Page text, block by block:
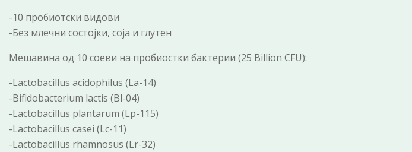
-10 пробиотски видови
-Без млечни состојки, соја и глутен
Мешавина од 10 соеви на пробиостки бактерии (25 Billion CFU):
-Lactobacillus acidophilus (La-14)
-Bifidobacterium lactis (Bl-04)
-Lactobacillus plantarum (Lp-115)
-Lactobacillus casei (Lc-11)
-Lactobacillus rhamnosus (Lr-32)